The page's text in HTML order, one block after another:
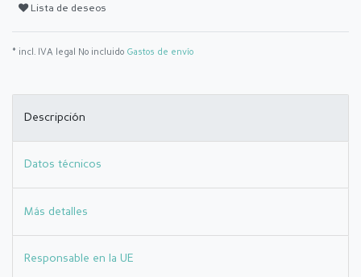
Lista de deseos
* incl. IVA legal No incluido Gastos de envío
Descripción
Datos técnicos
Más detalles
Responsable en la UE